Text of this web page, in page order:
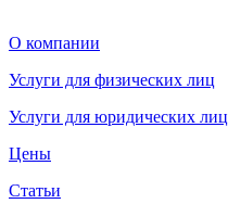
О компании
Услуги для физических лиц
Услуги для юридических лиц
Цены
Статьи